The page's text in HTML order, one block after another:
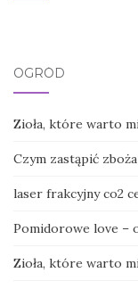
OGRÓD
Zioła, które warto
Czym zastąpić
laser frakcyjny co2
Pomidorowe love –
Zioła, które warto